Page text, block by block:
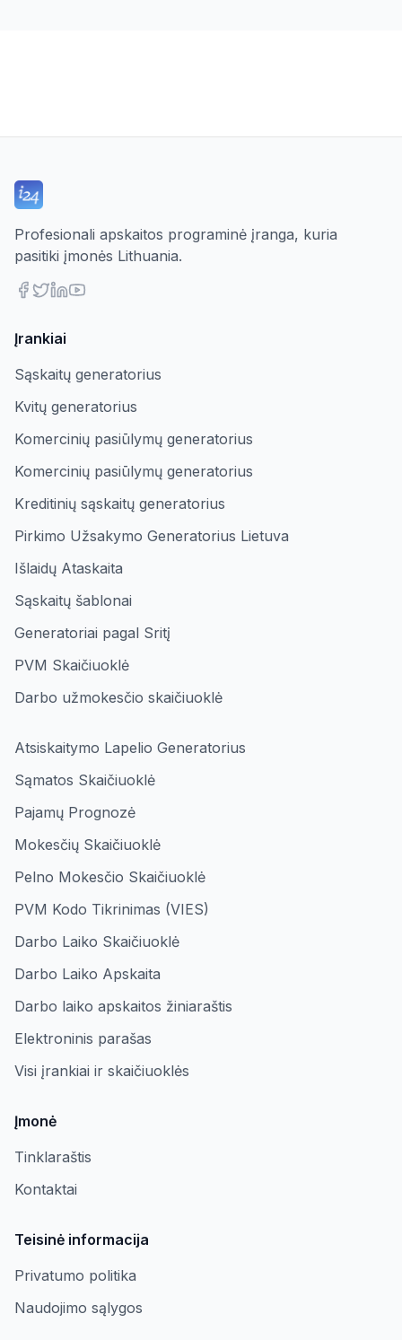
Profesionali apskaitos programinė įranga, kuria
pasitiki įmonės Lithuania.
Įrankiai
Sąskaitų generatorius
Kvitų generatorius
Komercinių pasiūlymų generatorius
Komercinių pasiūlymų generatorius
Kreditinių sąskaitų generatorius
Pirkimo Užsakymo Generatorius Lietuva
Išlaidų Ataskaita
Sąskaitų šablonai
Generatoriai pagal Sritį
PVM Skaičiuoklė
Darbo užmokesčio skaičiuoklė
Atsiskaitymo Lapelio Generatorius
Sąmatos Skaičiuoklė
Pajamų Prognozė
Mokesčių Skaičiuoklė
Pelno Mokesčio Skaičiuoklė
PVM Kodo Tikrinimas (VIES)
Darbo Laiko Skaičiuoklė
Darbo Laiko Apskaita
Darbo laiko apskaitos žiniaraštis
Elektroninis parašas
Visi įrankiai ir skaičiuoklės
Įmonė
Tinklaraštis
Kontaktai
Teisinė informacija
Privatumo politika
Naudojimo sąlygos